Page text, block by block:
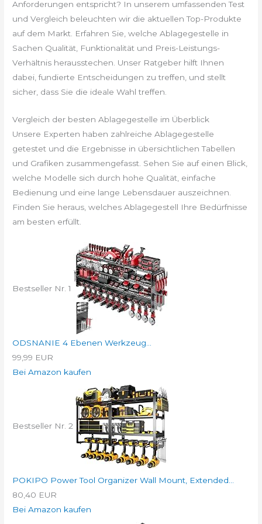
Anforderungen entspricht? In unserem umfassenden Test
und Vergleich beleuchten wir die aktuellen Top-Produkte
auf dem Markt. Erfahren Sie, welche Ablagegestelle in
Sachen Qualität, Funktionalität und Preis-Leistungs-
Verhältnis herausstechen. Unser Ratgeber hilft Ihnen
dabei, fundierte Entscheidungen zu treffen, und stellt
sicher, dass Sie die ideale Wahl treffen.
Vergleich der besten Ablagegestelle im Überblick
Unsere Experten haben zahlreiche Ablagegestelle
getestet und die Ergebnisse in übersichtlichen Tabellen
und Grafiken zusammengefasst. Sehen Sie auf einen Blick,
welche Modelle sich durch hohe Qualität, einfache
Bedienung und eine lange Lebensdauer auszeichnen.
Finden Sie heraus, welches Ablagegestell Ihre Bedürfnisse
am besten erfüllt.
Bestseller Nr. 1
ODSNANIE 4 Ebenen Werkzeug...
99,99 EUR
Bei Amazon kaufen
Bestseller Nr. 2
POKIPO Power Tool Organizer Wall Mount, Extended...
80,40 EUR
Bei Amazon kaufen